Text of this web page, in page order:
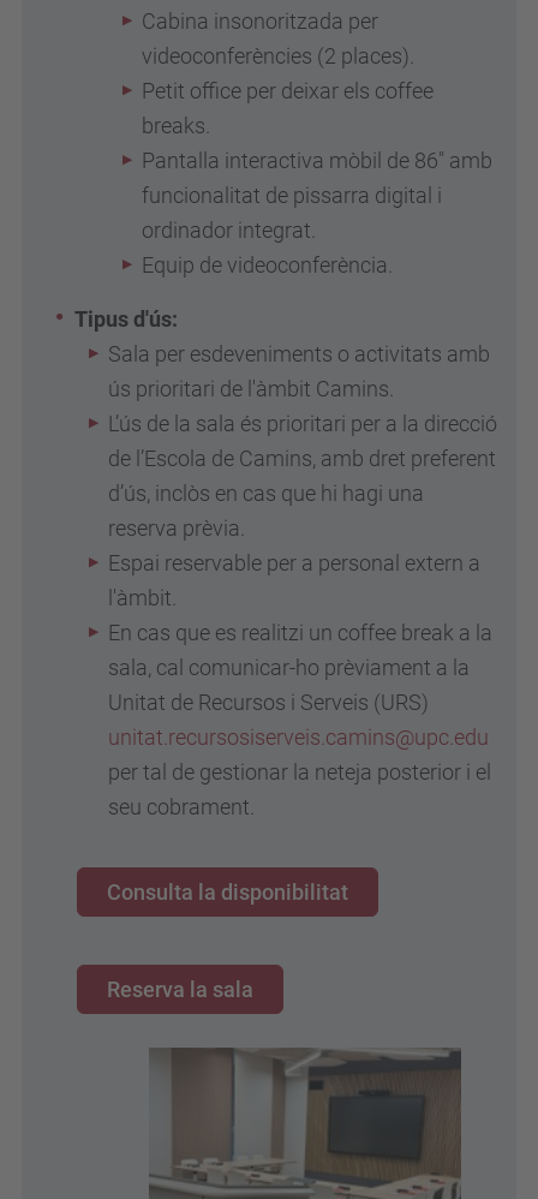
Cabina insonoritzada per
videoconferències (2 places).
Petit office per deixar els coffee
breaks.
Pantalla interactiva mòbil de 86" amb
funcionalitat de pissarra digital i
ordinador integrat.
Equip de videoconferència.
Tipus d'ús:
Sala per esdeveniments o activitats amb
ús prioritari de l'àmbit Camins.
L’ús de la sala és prioritari per a la direcció
de l’Escola de Camins, amb dret preferent
d’ús, inclòs en cas que hi hagi una
reserva prèvia.
Espai reservable per a personal extern a
l'àmbit.
En cas que es realitzi un coffee break a la
sala, cal comunicar-ho prèviament a la
Unitat de Recursos i Serveis (URS)
unitat.recursosiserveis.camins@upc.edu
per tal de gestionar la neteja posterior i el
seu cobrament.
Consulta la disponibilitat
Reserva la sala